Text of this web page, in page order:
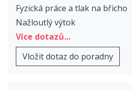
Fyzická práce a tlak na břicho
Nažloutlý výtok
Více dotazů...
Vložit dotaz do poradny